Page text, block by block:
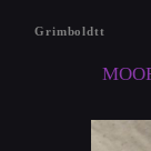
Grimboldtt